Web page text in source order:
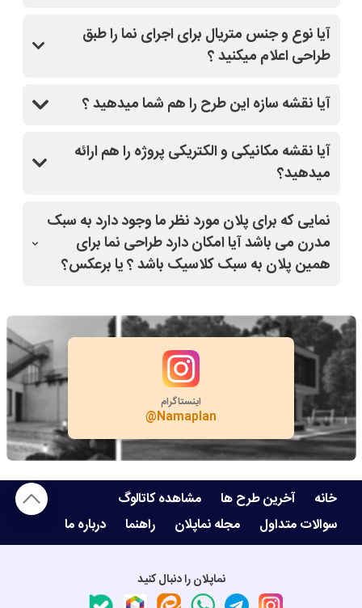
تغییرات(مشاوره رایگان)،سفارش خودتون رو ثبت کنید،
سپس از دفتر فنی سایت نماپلان باهاتون تماس میگیرند
آیا نوع و جنس متریال برای اجرای نما را طبق
طراحی اعلام میکنید ؟
آیا نقشه سازه این طرح را هم شما میدهید ؟
آیا نقشه مکانیکی و الکتریکی پروژه را هم ارائه
میدهید؟
نمایی که برای پلان مورد نظر ما وجود دارد به سبک
مدرن می باشد آیا امکان دارد طراحی نما برای
همین پلان به سبک کلاسیک باشد ؟ یا برعکس؟
اینستاگرام
@Namaplan
خانه آخرین طرح ها
مشاهده کاتالوگ
سوالات متداول
مجله نماپلان راهنما درباره ما
نماپلان را دنبال کنید